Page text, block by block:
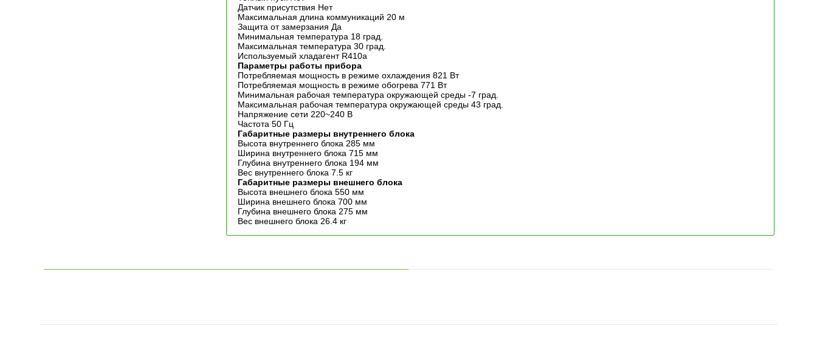
Датчик присутствия Нет
Максимальная длина коммуникаций 20 м
Защита от замерзания Да
Минимальная температура 18 град.
Максимальная температура 30 град.
Используемый хладагент R410a
Параметры работы прибора
Потребляемая мощность в режиме охлаждения 821 Вт
Потребляемая мощность в режиме обогрева 771 Вт
Минимальная рабочая температура окружающей среды -7 град.
Максимальная рабочая температура окружающей среды 43 град.
Напряжение сети 220~240 В
Частота 50 Гц
Габаритные размеры внутреннего блока
Высота внутреннего блока 285 мм
Ширина внутреннего блока 715 мм
Глубина внутреннего блока 194 мм
Вес внутреннего блока 7.5 кг
Габаритные размеры внешнего блока
Высота внешнего блока 550 мм
Ширина внешнего блока 700 мм
Глубина внешнего блока 275 мм
Вес внешнего блока 26.4 кг